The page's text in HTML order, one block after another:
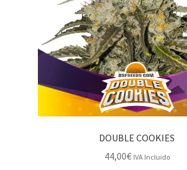
DOUBLE COOKIES
44,00€ IVA Incluido